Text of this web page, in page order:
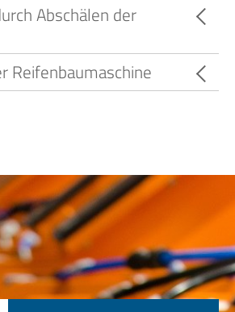
Abschälen der
Reifenbaumaschine